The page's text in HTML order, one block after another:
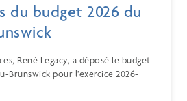
du budget 2026 du
René Legacy, a déposé le budget
Brunswick pour l’exercice 2026-